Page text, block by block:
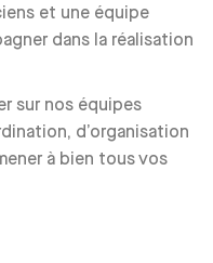
et une équipe
dans la réalisation
sur nos équipes
d’organisation
à bien tous vos